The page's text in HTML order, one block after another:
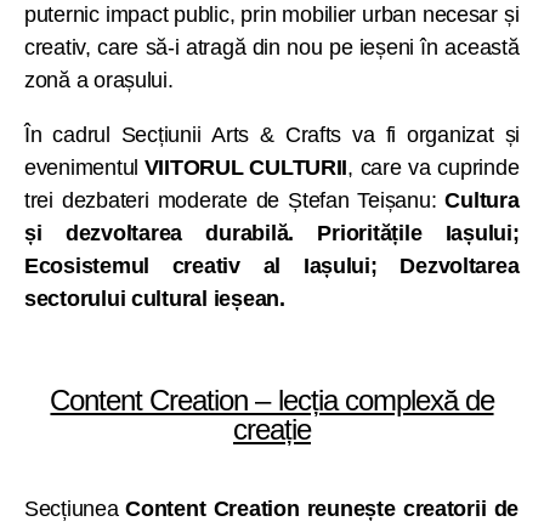
puternic impact public, prin mobilier urban necesar și
creativ, care să-i atragă din nou pe ieșeni în această
zonă a orașului.
În cadrul Secțiunii Arts & Crafts va fi organizat și
evenimentul VIITORUL CULTURII, care va cuprinde
trei dezbateri moderate de Ștefan Teișanu:Cultura
și dezvoltarea durabilă. Prioritățile Iașului;
Ecosistemul creativ al Iașului; Dezvoltarea
sectorului cultural ieșean.
Content Creation – lecția complexă de
creație
SecțiuneaContent Creation reunește creatorii de